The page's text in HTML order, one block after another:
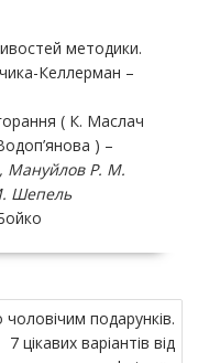
методики.
Келлерман –
( К. Маслач
) –
Мануйлов Р. М.
Шепель
чоловічим подарунків.
7 цікавих варіантів від